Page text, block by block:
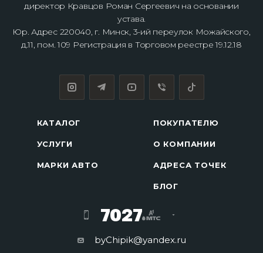
директор Кравцов Роман Сергеевич на основании
устава.
Юр. Адрес 220040, г. Минск, 3-ий переулок Можайского,
д.11, пом. 109 Регистрация в Торговом реестре 19.12.18
КАТАЛОГ
УСЛУГИ
МАРКИ АВТО
ПОКУПАТЕЛЮ
О КОМПАНИИ
АДРЕСА ТОЧЕК
БЛОГ
7027
byChipik@yandex.ru